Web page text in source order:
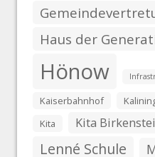
Haus der
Hönow
Kaiserbahnhof
Kita
Kita
Lenné Schule